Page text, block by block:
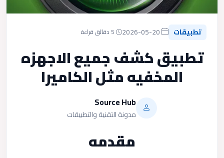
تطبيقات
تطبيق كشف جميع الاجهزه
المخفيه مثل الكاميرا
Source Hub
مدونة التقنية والتطبيقات
مقدمه